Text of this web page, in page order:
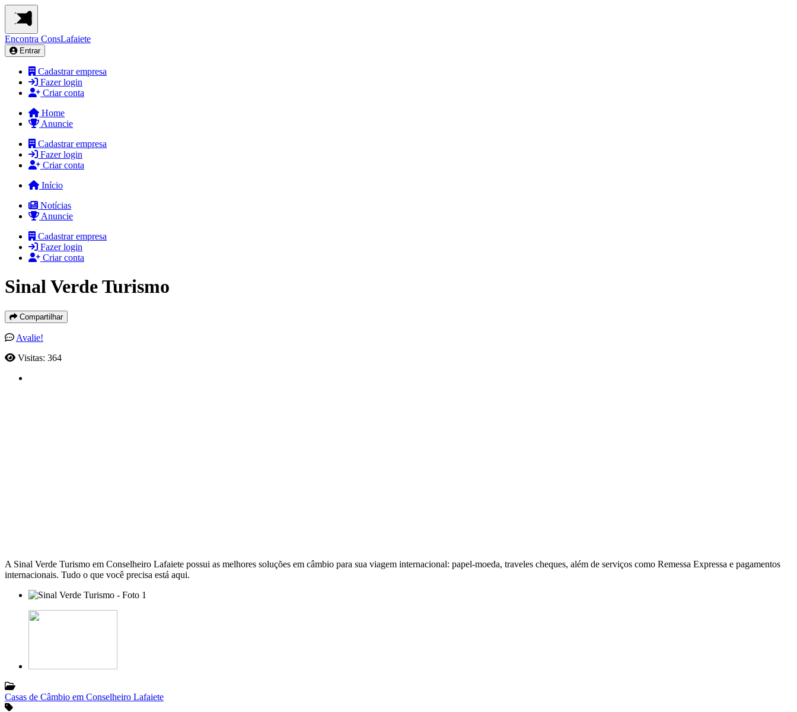
Encontra ConsLafaiete
Entrar
Cadastrar empresa
Fazer login
Criar conta
Home
Anuncie
Cadastrar empresa
Fazer login
Criar conta
Início
Notícias
Anuncie
Cadastrar empresa
Fazer login
Criar conta
Sinal Verde Turismo
Compartilhar
Avalie!
Visitas: 364
A Sinal Verde Turismo em Conselheiro Lafaiete possui as melhores soluções em câmbio para sua viagem internacional: papel-moeda, traveles cheques, além de serviços como Remessa Expressa e pagamentos
internacionais. Tudo o que você precisa está aqui.
Casas de Câmbio em Conselheiro Lafaiete